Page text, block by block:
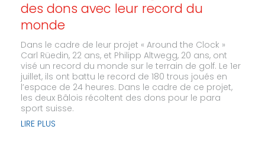
des dons avec leur record du
monde
Dans le cadre de leur projet « Around the Clock »
Carl Rüedin, 22 ans, et Philipp Altwegg, 20 ans, ont
visé un record du monde sur le terrain de golf. Le 1er
juillet, ils ont battu le record de 180 trous joués en
l’espace de 24 heures. Dans le cadre de ce projet,
les deux Bâlois récoltent des dons pour le para
sport suisse.
LIRE PLUS